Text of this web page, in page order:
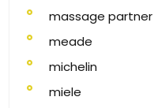
massage partner
meade
michelin
miele